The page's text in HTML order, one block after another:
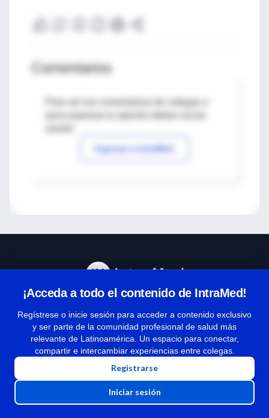
Comentarios
Para ver los comentarios de colegas o
Ingresar a IntraMed
¡Acceda a todo el contenido de IntraMed!
Regístrese o inicie sesión para acceder a contenido exclusivo
y ser parte de la comunidad profesional de salud más
relevante de Latinoamérica. Un espacio para conectar,
compartir e intercambiar experiencias entre colegas.
Registrarse
Iniciar sesión
Términos y condiciones
| Políticas de privacidad
| Todos los derechos reservados | Copyright 1997-2026